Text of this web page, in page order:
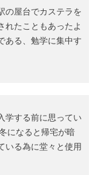
の屋台でカステラを
れたこともあったよ
ある、勉学に集中す
学する前に思ってい
になると帰宅が暗
いる為に堂々と使用